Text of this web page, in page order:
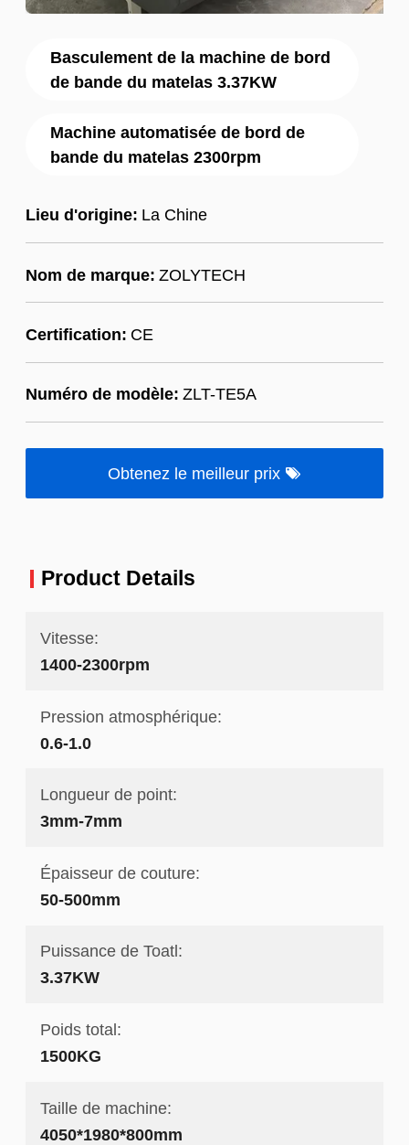
Basculement de la machine de bord
de bande du matelas 3.37KW
Machine automatisée de bord de
bande du matelas 2300rpm
Lieu d'origine: La Chine
Nom de marque: ZOLYTECH
Certification: CE
Numéro de modèle: ZLT-TE5A
Obtenez le meilleur prix
Product Details
Vitesse:
1400-2300rpm
Pression atmosphérique:
0.6-1.0
Longueur de point:
3mm-7mm
Épaisseur de couture:
50-500mm
Puissance de Toatl:
3.37KW
Poids total:
1500KG
Taille de machine:
4050*1980*800mm